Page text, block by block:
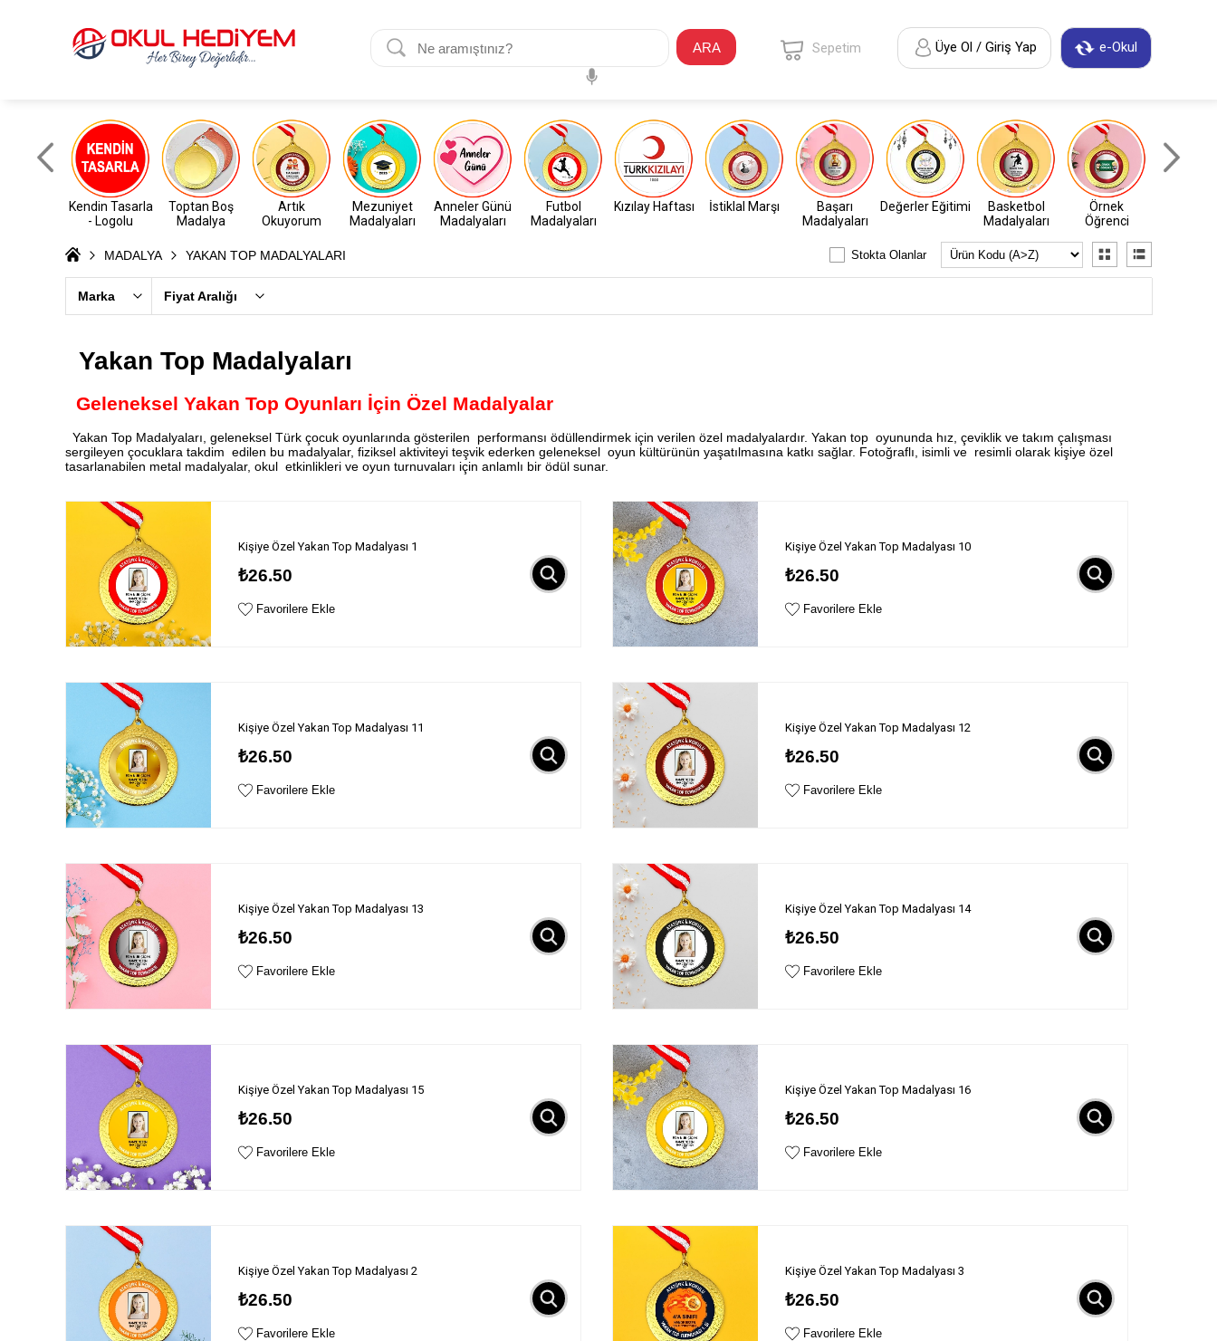
ARA e-Okul
Üye Ol / Giriş Yap
Sepetim
Kendin Tasarla
- Logolu
Toptan Boş
Madalya
Artık
Okuyorum
Mezuniyet
Madalyaları
Anneler Günü
Madalyaları
Futbol
Madalyaları
Kızılay Haftası İstiklal Marşı
Başarı
Madalyaları
Değerler Eğitimi
Basketbol
Madalyaları
Örnek
Öğrenci
MADALYA YAKAN TOP MADALYALARI Stokta Olanlar
Marka Fiyat Aralığı
Yakan Top Madalyaları
Geleneksel Yakan Top Oyunları İçin Özel Madalyalar
Yakan Top Madalyaları, geleneksel Türk çocuk oyunlarında gösterilen performansı ödüllendirmek için verilen özel madalyalardır. Yakan top oyununda hız, çeviklik ve takım çalışması
sergileyen çocuklara takdim edilen bu madalyalar, fiziksel aktiviteyi teşvik ederken geleneksel oyun kültürünün yaşatılmasına katkı sağlar. Fotoğraflı, isimli ve resimli olarak kişiye özel
tasarlanabilen metal madalyalar, okul etkinlikleri ve oyun turnuvaları için anlamlı bir ödül sunar.
Kişiye Özel Yakan Top Madalyası 1
₺26.50
Favorilere Ekle
Kişiye Özel Yakan Top Madalyası 10
₺26.50
Favorilere Ekle
Kişiye Özel Yakan Top Madalyası 11
₺26.50
Favorilere Ekle
Kişiye Özel Yakan Top Madalyası 12
₺26.50
Favorilere Ekle
Kişiye Özel Yakan Top Madalyası 13
₺26.50
Favorilere Ekle
Kişiye Özel Yakan Top Madalyası 14
₺26.50
Favorilere Ekle
Kişiye Özel Yakan Top Madalyası 15
₺26.50
Favorilere Ekle
Kişiye Özel Yakan Top Madalyası 16
₺26.50
Favorilere Ekle
Kişiye Özel Yakan Top Madalyası 2
₺26.50
Favorilere Ekle
Kişiye Özel Yakan Top Madalyası 3
₺26.50
Favorilere Ekle